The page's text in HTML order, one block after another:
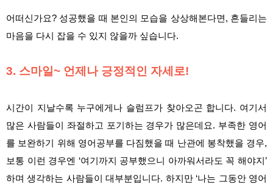
어떠신가요? 성공했을 때 본인의 모습을 상상해본다면, 흔들리는
마음을 다시 잡을 수 있지 않을까 싶습니다.
3. 스마일~ 언제나 긍정적인 자세로!
시간이 지날수록 누구에게나 슬럼프가 찾아오곤 합니다. 여기서
많은 사람들이 좌절하고 포기하는 경우가 많은데요. 부족한 영어
를 보완하기 위해 영어공부를 다짐했을 때 난관에 봉착했을 경우,
보통 이런 경우엔 ‘여기까지 공부했으니 아까워서라도 꼭 해야지’
하며 생각하는 사람들이 대부분입니다. 하지만 ‘나는 그동안 영어